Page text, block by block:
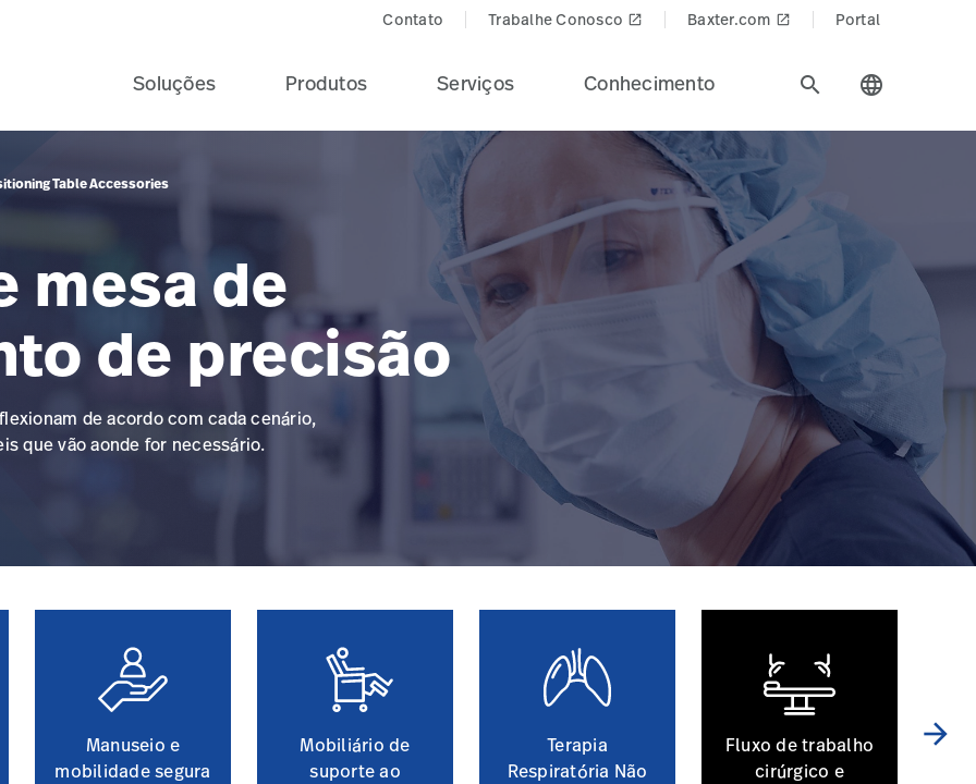
Contato Trabalhe Conosco launch Baxter.com launch Portal
Soluções Produtos Serviços Conhecimento search language
Table Accessories
mesa de
de precisão
de acordo com cada cenário,
que vão aonde for necessário.
Manuseio e
mobilidade segura
Mobiliário de
suporte ao
Terapia
Respiratória Não
Fluxo de trabalho
cirúrgico e
arrow_forward